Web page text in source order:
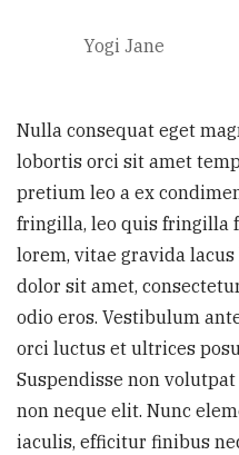
Yogi Jane
Nulla consequat eget
lobortis orci sit amet
pretium leo a ex
fringilla, leo quis fringilla
lorem, vitae gravida
dolor sit amet,
odio eros. Vestibulum
orci luctus et ultrices
Suspendisse non
non neque elit. Nunc
iaculis, efficitur finibus